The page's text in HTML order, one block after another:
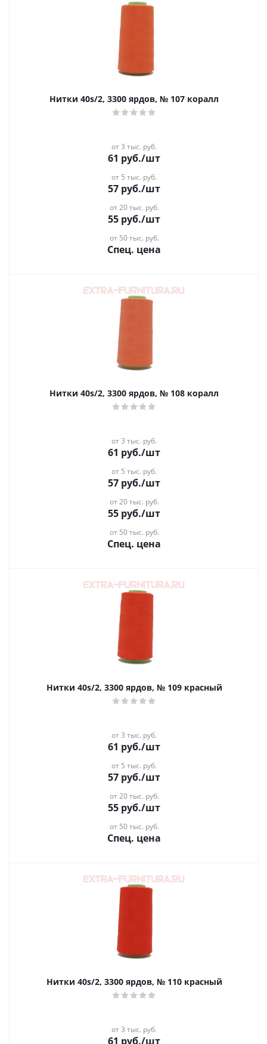
Нитки 40s/2, 3300 ярдов, № 107 коралл
от 3 тыс. руб.
61 руб./шт
от 5 тыс. руб.
57 руб./шт
от 20 тыс. руб.
55 руб./шт
от 50 тыс. руб.
Спец. цена
Нитки 40s/2, 3300 ярдов, № 108 коралл
от 3 тыс. руб.
61 руб./шт
от 5 тыс. руб.
57 руб./шт
от 20 тыс. руб.
55 руб./шт
от 50 тыс. руб.
Спец. цена
Нитки 40s/2, 3300 ярдов, № 109 красный
от 3 тыс. руб.
61 руб./шт
от 5 тыс. руб.
57 руб./шт
от 20 тыс. руб.
55 руб./шт
от 50 тыс. руб.
Спец. цена
Нитки 40s/2, 3300 ярдов, № 110 красный
от 3 тыс. руб.
61 руб./шт